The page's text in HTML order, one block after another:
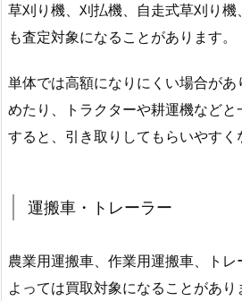
草刈り機、刈払機、自走式草刈り
も査定対象になることがあります。
単体では高額になりにくい場合があ
めたり、トラクターや耕運機などと
すると、引き取りしてもらいやすく
運搬車・トレーラー
農業用運搬車、作業用運搬車、ト
よっては買取対象になることがあり